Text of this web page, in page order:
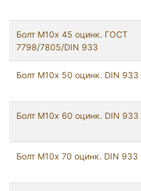
Болт М10х 45 оцинк. ГОСТ
7798/7805/DIN 933
Болт М10х 50 оцинк. DIN 933
Болт М10х 60 оцинк. DIN 933
Болт М10х 70 оцинк. DIN 933